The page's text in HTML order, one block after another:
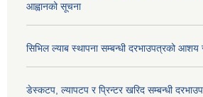
आह्वानको सूचना
सिभिल ल्याब स्थापना सम्बन्धी दरभाउपत्रको
डेस्कटप, ल्यापटप र प्रिन्टर खरिद सम्बन्धी